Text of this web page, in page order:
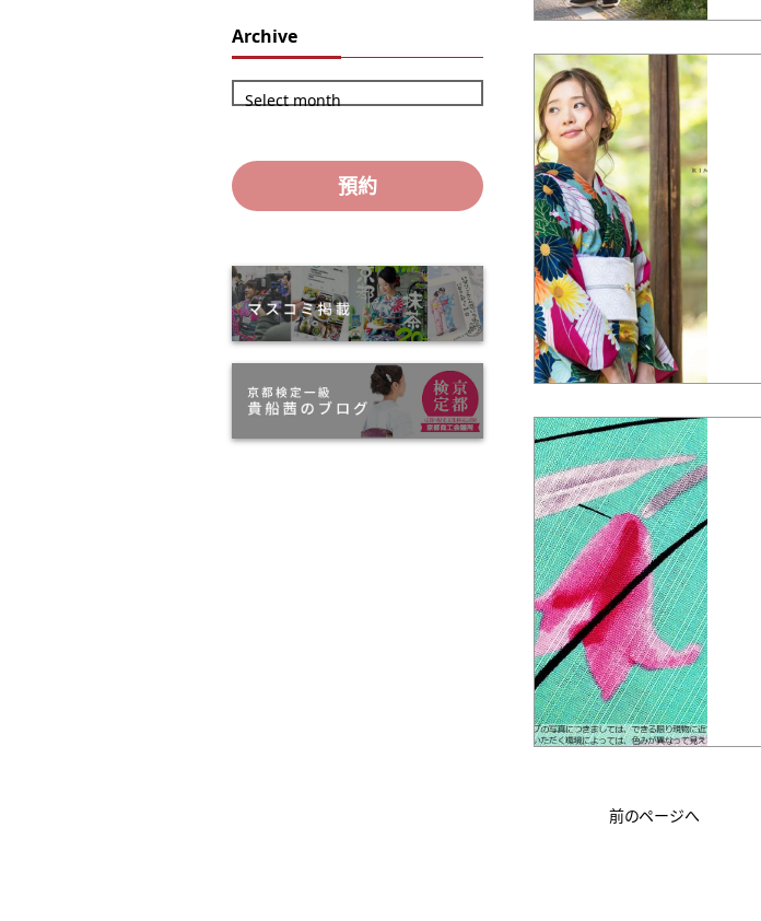
Archive
Select month
預約
前のページへ